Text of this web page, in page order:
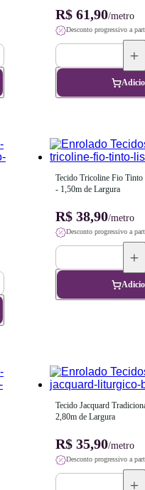
R$ 61,90/metro
Desconto progressivo a
Tecido Tricoline Fio Tinto
- 1,50m de Largura
R$ 38,90/metro
Desconto progressivo a
Tecido Jacquard
2,80m de Largura
R$ 35,90/metro
Desconto progressivo a